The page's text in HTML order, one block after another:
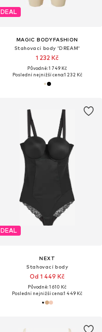
DEAL
MAGIC BODYFASHION
Stahovací body 'DREAM'
1 232 Kč
Původně: 1 749 Kč
Poslední nejnižší cena:1 232 Kč
DEAL
NEXT
Stahovací body
Od 1 449 Kč
Původně: 1 610 Kč
Poslední nejnižší cena:1 449 Kč